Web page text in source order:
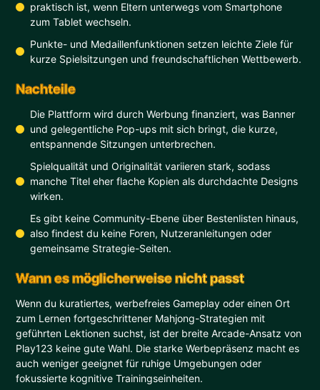
praktisch ist, wenn Eltern unterwegs vom Smartphone
zum Tablet wechseln.
Punkte- und Medaillenfunktionen setzen leichte Ziele für
kurze Spielsitzungen und freundschaftlichen Wettbewerb.
Nachteile
Die Plattform wird durch Werbung finanziert, was Banner
und gelegentliche Pop-ups mit sich bringt, die kurze,
entspannende Sitzungen unterbrechen.
Spielqualität und Originalität variieren stark, sodass
manche Titel eher flache Kopien als durchdachte Designs
wirken.
Es gibt keine Community-Ebene über Bestenlisten hinaus,
also findest du keine Foren, Nutzeranleitungen oder
gemeinsame Strategie-Seiten.
Wann es möglicherweise nicht passt
Wenn du kuratiertes, werbefreies Gameplay oder einen Ort
zum Lernen fortgeschrittener Mahjong-Strategien mit
geführten Lektionen suchst, ist der breite Arcade-Ansatz von
Play123 keine gute Wahl. Die starke Werbepräsenz macht es
auch weniger geeignet für ruhige Umgebungen oder
fokussierte kognitive Trainingseinheiten.